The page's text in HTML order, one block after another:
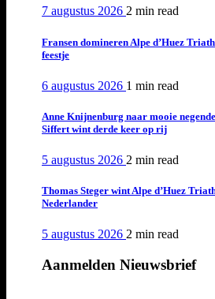
7 augustus 2026 2 min read
Fransen domineren Alpe d’Huez
feestje
6 augustus 2026 1 min read
Anne Knijnenburg naar mooie
Siffert wint derde keer op rij
5 augustus 2026 2 min read
Thomas Steger wint Alpe d’Huez
Nederlander
5 augustus 2026 2 min read
Aanmelden Nieuwsbrief